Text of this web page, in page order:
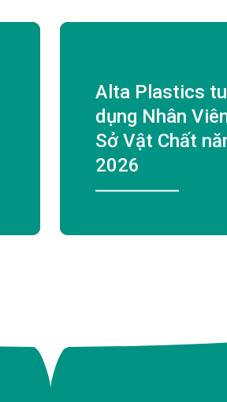
Alta Plastics
dụng Nhân
Sở Vật Chất
2026